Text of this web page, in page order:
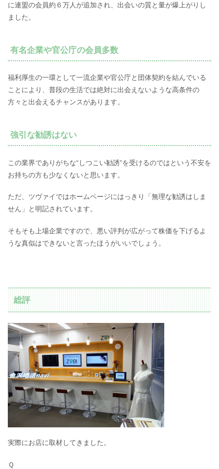
に連盟の会員約６万人が追加され、出会いの質と量が爆上がりし
ました。
有名企業や官公庁の会員多数
福利厚生の一環として一流企業や官公庁と団体契約を結んでいる
ことにより、普段の生活では絶対に出会えないような高条件の
方々と出会えるチャンスがあります。
強引な勧誘はない
この業界でありがちな“しつこい勧誘”を受けるのではという不安を
お持ちの方も少なくないと思います。
ただ、ツヴァイではホームページにはっきり「無理な勧誘はしま
せん」と明記されています。
そもそも上場企業ですので、悪い評判が広がって株価を下げるよ
うな真似はできないと言ったほうがいいでしょう。
総評
実際にお店に取材してきました。
Ｑ